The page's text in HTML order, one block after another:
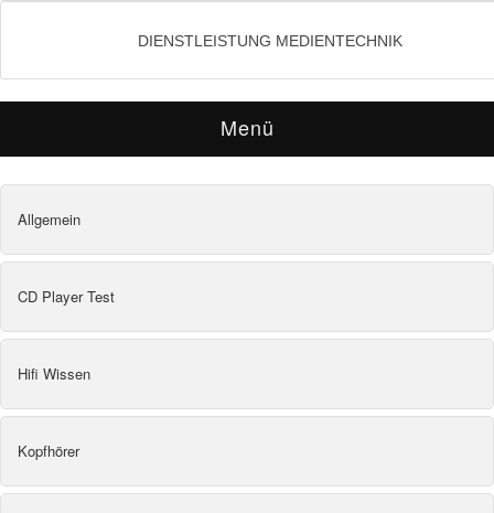
DIENSTLEISTUNG MEDIENTECHNIK
Menü
Allgemein
CD Player Test
Hifi Wissen
Kopfhörer